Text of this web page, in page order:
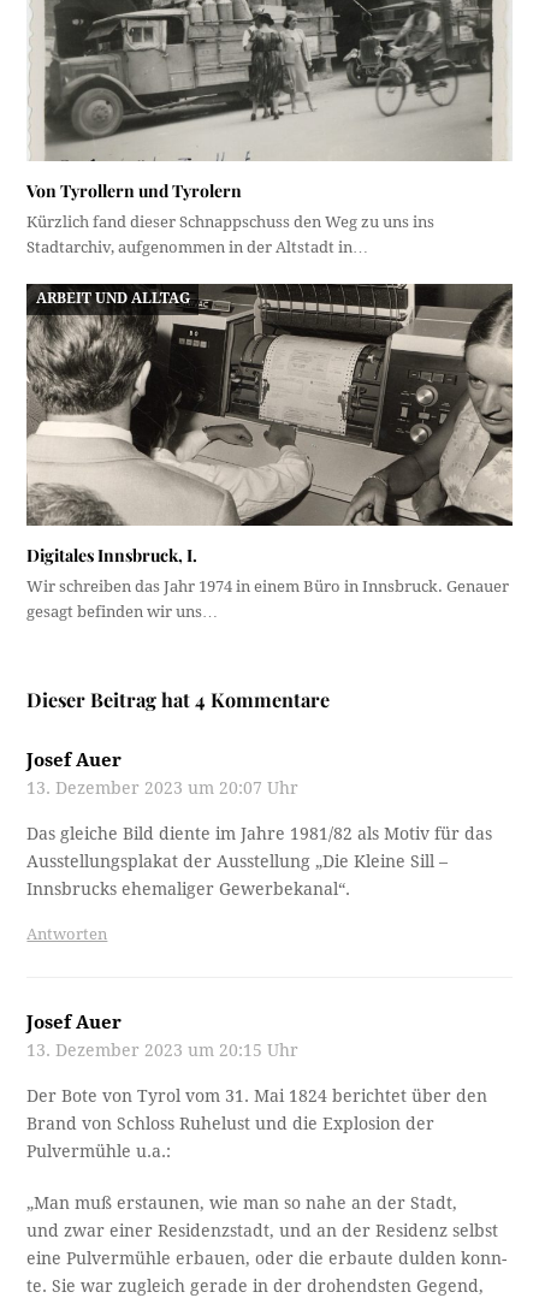
Von Tyrollern und Tyrolern
Kürzlich fand dieser Schnappschuss den Weg zu uns ins
Stadtarchiv, aufgenommen in der Altstadt in…
ARBEIT UND ALLTAG
Digitales Innsbruck, I.
Wir schreiben das Jahr 1974 in einem Büro in Innsbruck. Genauer
gesagt befinden wir uns…
Dieser Beitrag hat 4 Kommentare
Josef Auer
13. Dezember 2023 um 20:07 Uhr
Das gleiche Bild diente im Jahre 1981/82 als Motiv für das
Ausstellungsplakat der Ausstellung „Die Kleine Sill –
Innsbrucks ehemaliger Gewerbekanal“.
Antworten
Josef Auer
13. Dezember 2023 um 20:15 Uhr
Der Bote von Tyrol vom 31. Mai 1824 berichtet über den
Brand von Schloss Ruhelust und die Explosion der
Pulvermühle u.a.:
„Man muß erstaunen, wie man so nahe an der Stadt,
und zwar einer Residenzstadt, und an der Residenz selbst
eine Pulvermühle erbauen, oder die erbaute dulden konn-
te. Sie war zugleich gerade in der drohendsten Gegend,